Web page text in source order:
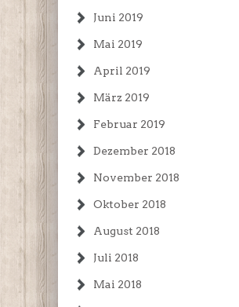
Juni 2019
Mai 2019
April 2019
März 2019
Februar 2019
Dezember 2018
November 2018
Oktober 2018
August 2018
Juli 2018
Mai 2018